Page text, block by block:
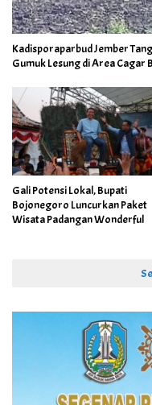
Kadisporaparbud Jember
Gumuk Lesung di Area Cagar
Gali Potensi Lokal, Bupati
Bojonegoro Luncurkan Paket
Wisata Padangan Wonderful